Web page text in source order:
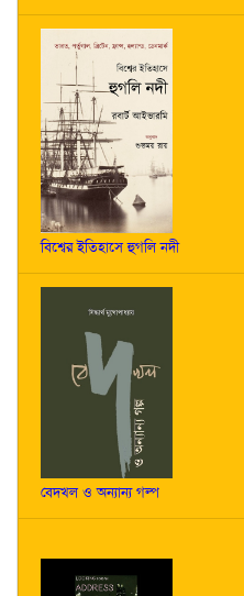
বিশ্বের ইতিহাসে হুগলি নদী
বেদখল ও অন্যান্য গল্প